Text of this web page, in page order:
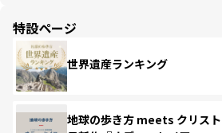
特設ページ
世界遺産ランキング
地球の歩き方 meets クリス